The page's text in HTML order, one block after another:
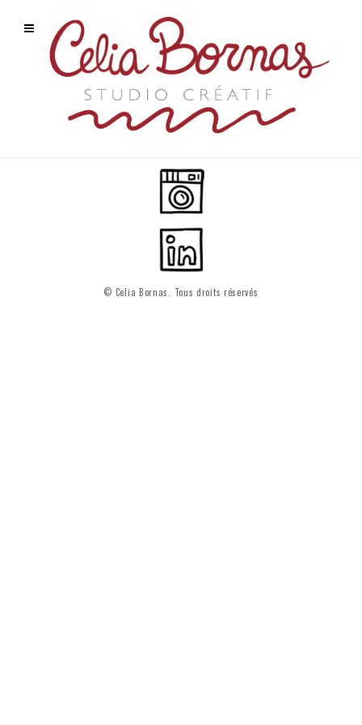
© Celia Bornas. Tous droits réservés